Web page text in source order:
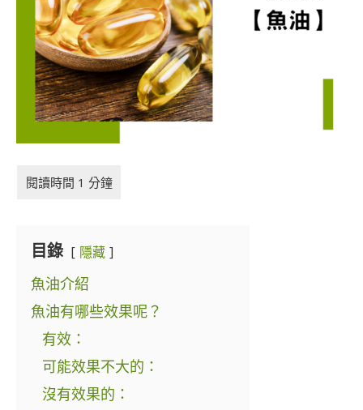
目錄 隱藏
魚油介紹
魚油有哪些效果呢？
有效：
可能效果不大的：
沒有效果的：